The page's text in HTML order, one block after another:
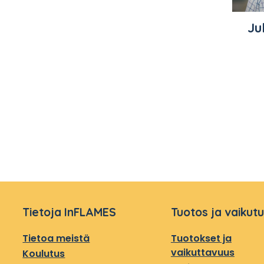
Tietoja InFLAMES
Tietoa meistä
Koulutus
Tuotos ja
Tuotokset ja
vaikuttavuus